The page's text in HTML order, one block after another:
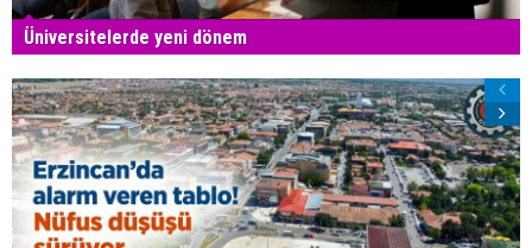
Üniversitelerde yeni dönem